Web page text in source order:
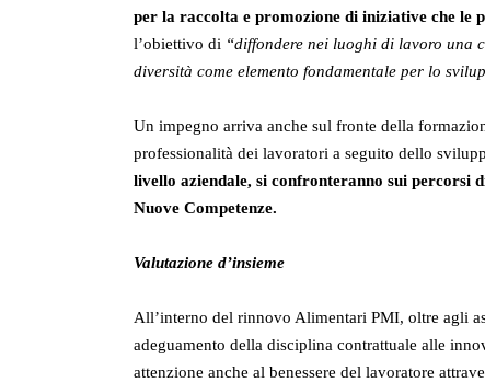
per la raccolta e promozione di iniziative che le
l’obiettivo di “diffondere nei luoghi di lavoro una
diversità come elemento fondamentale per lo
Un impegno arriva anche sul fronte della
professionalità dei lavoratori a seguito dello
livello aziendale, si confronteranno sui percorsi
Nuove Competenze.
Valutazione d’insieme
All’interno del rinnovo Alimentari PMI, oltre agli
adeguamento della disciplina contrattuale alle
attenzione anche al benessere del lavoratore